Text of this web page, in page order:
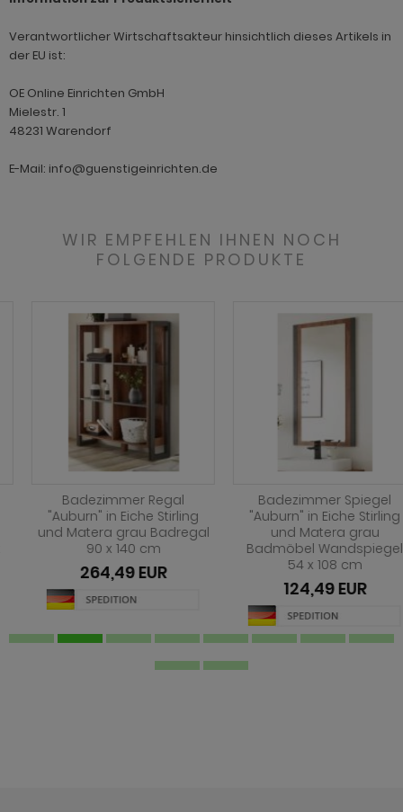
Verantwortlicher Wirtschaftsakteur hinsichtlich dieses Artikels in
der EU ist:
OE Online Einrichten GmbH
Mielestr. 1
48231 Warendorf
E-Mail: info@guenstigeinrichten.de
WIR EMPFEHLEN IHNEN NOCH
FOLGENDE PRODUKTE
Badezimmer Spiegel
"Auburn" in Eiche Stirling
und Matera grau
Badmöbel Wandspiegel
54 x 108 cm
124,49 EUR
Badezimmer
Waschbeckenunterschrank
"Auburn" in Eiche Stirling
und Matera grau
Badmöbel Unterschrank 61
x 62 cm
274,49 EUR
Vestland